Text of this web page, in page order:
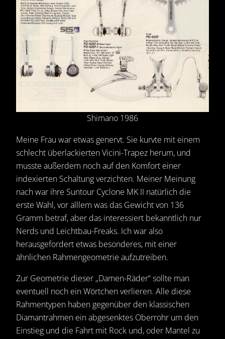
Shimano 1986
Meine Frau war etwas genervt. Sie kurvte mit einem
schlecht überlackierten Vicini-Trapez herum, und
musste außerdem noch auf den Komfort einer
indexierten Schaltung verzichten. Meiner Meinung
nach war ihre Suntour Cyclone MK II natürlich die
erste Wahl, vor alllem was das Gewicht von 136
Gramm betraf, aber das interessiert bekanntlich nur
Nerds und Leichtbau-Freaks. Ich war also
herausgefordert etwas besonderes, mit einer
ähnlichen Rahmengeometrie aufzutreiben.
Zur Geometrie dieser „Damen-Räder“ sollte man
eventuell noch ein Wörtchen verlieren. Alle diese
Rahmentypen haben gegenüber den klassischen
Diamantrahmen ein abgesenktes Oberrohr um den
Einstieg und die Fahrt mit Rock und, oder Mantel zu